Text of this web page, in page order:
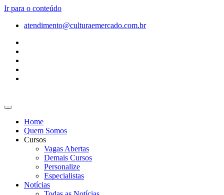
Ir para o conteúdo
atendimento@culturaemercado.com.br
Home
Quem Somos
Cursos
Vagas Abertas
Demais Cursos
Personalize
Especialistas
Notícias